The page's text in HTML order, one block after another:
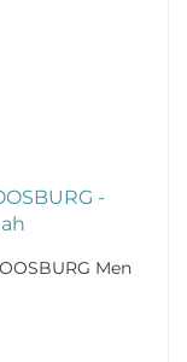
Men